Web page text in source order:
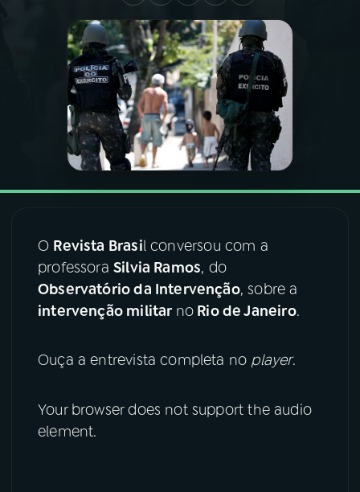
PROGRAMAÇÃO
PROGRAMAS
PODCASTS
07ÚLTIMAS
FESTIVAL DE MÚSICA
YouTube Facebook
O Revista Brasil conversou com a
professora Silvia Ramos, do
Observatório da Intervenção, sobre a
intervenção militar noRio de Janeiro.
Ouça a entrevista completa no player.
Your browser does not support the audio
element.